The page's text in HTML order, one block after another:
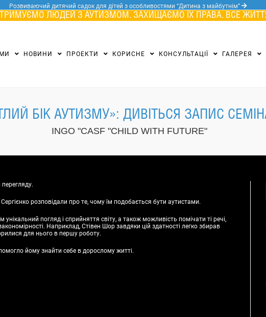
Розвиваючий дитячий садок для дітей з особливостями “Дитина з майбутнім”
ЛЮДЕЙ З АУТИЗМОМ. ЗАХИЩАЄМО ЇХ ПРАВА. ВСЕ
НОВИНИ ПРОЕКТИ КОРИСНЕ КОНСУЛЬТАЦІЇ ГАЛЕРЕЯ
БІК АУТИЗМУ»: ДИВІТЬСЯ ЗАПИС
INGO "CASF "CHILD WITH FUTURE"
розповідали про те, чому їм подобається бути аутистами.
погляд і сприйняття світу, а також можливість помічати ті речі,
Наприклад, Стівен Шор завдяки цій здатності легко збирав
для нього в першу роботу.
йому знайти себе в дорослому житті.